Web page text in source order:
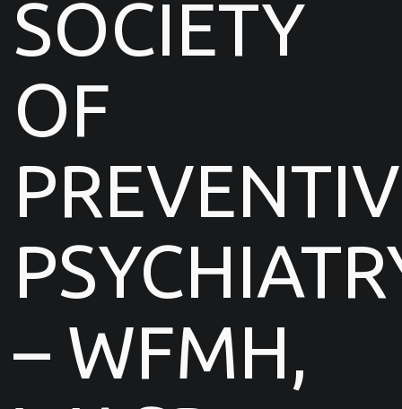
SOCIETY
OF
– WFMH,